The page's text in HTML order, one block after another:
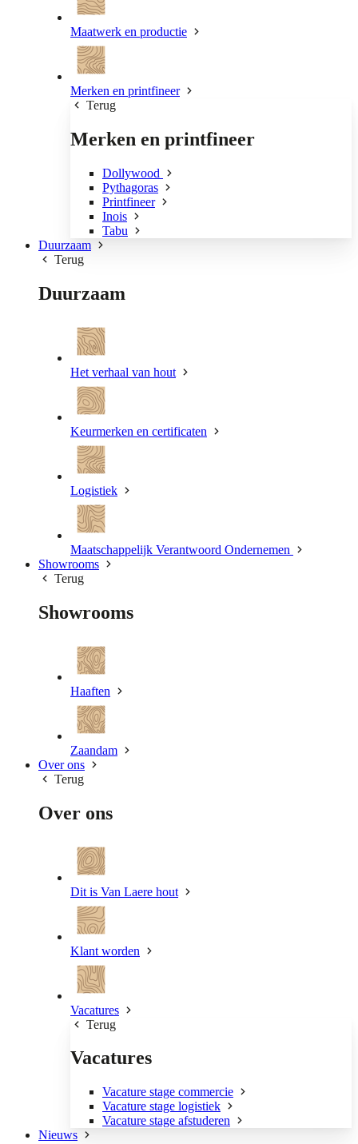
Maatwerk en productie
Merken en printfineer
Terug
Merken en printfineer
Dollywood
Pythagoras
Printfineer
Inois
Tabu
Duurzaam
Terug
Duurzaam
Het verhaal van hout
Keurmerken en certificaten
Logistiek
Maatschappelijk Verantwoord Ondernemen
Showrooms
Terug
Showrooms
Haaften
Zaandam
Over ons
Terug
Over ons
Dit is Van Laere hout
Klant worden
Vacatures
Terug
Vacatures
Vacature stage commercie
Vacature stage logistiek
Vacature stage afstuderen
Nieuws